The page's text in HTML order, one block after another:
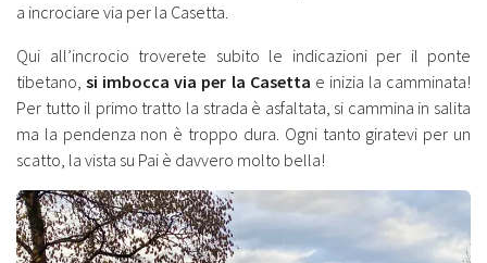
a incrociare via per la Casetta.
Qui all’incrocio troverete subito le indicazioni per il ponte
tibetano,si imbocca via per la Casetta e inizia la camminata!
Per tutto il primo tratto la strada è asfaltata, si cammina in salita
ma la pendenza non è troppo dura. Ogni tanto giratevi per un
scatto, la vista su Pai è davvero molto bella!